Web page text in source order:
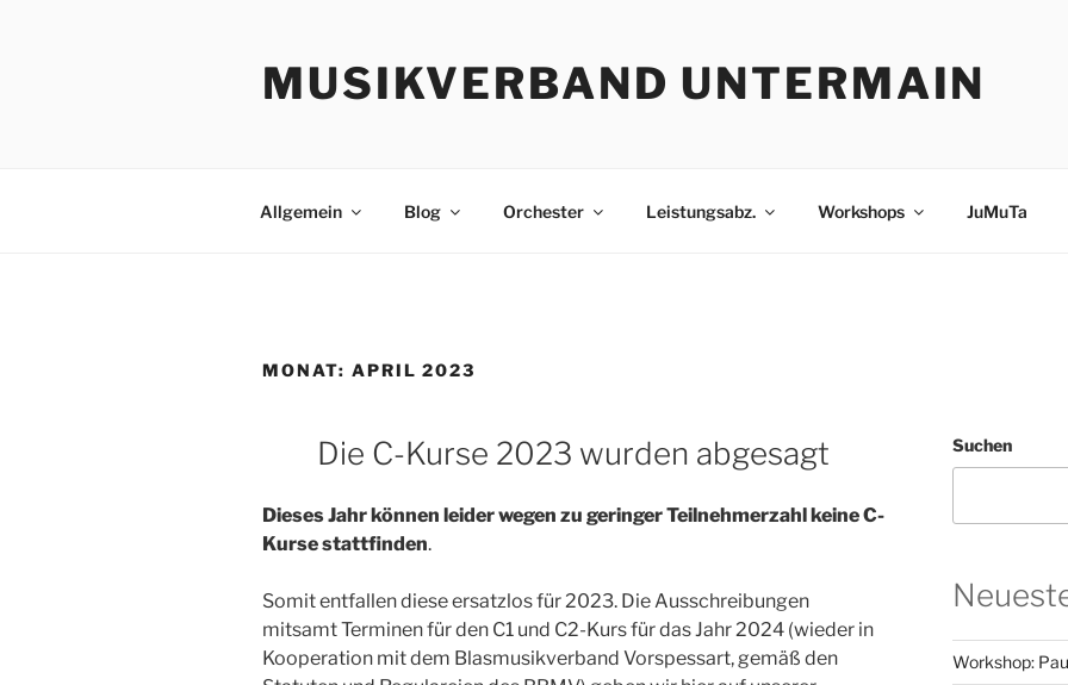
MUSIKVERBAND UNTERMAIN
Allgemein Blog Orchester Leistungsabz. Workshops JuMuTa
MONAT: APRIL 2023
Die C-Kurse 2023 wurden abgesagt
Dieses Jahr können leider wegen zu geringer Teilnehmerzahl keine C-
Kurse stattfinden.
Somit entfallen diese ersatzlos für 2023. Die Ausschreibungen
mitsamt Terminen für den C1 und C2-Kurs für das Jahr 2024 (wieder in
Kooperation mit dem Blasmusikverband Vorspessart, gemäß den
Suchen
Workshop: